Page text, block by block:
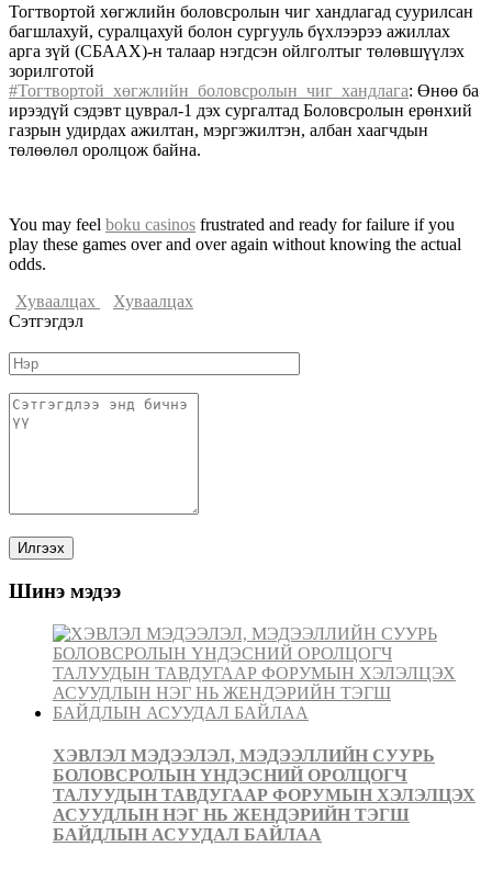
Тогтвортой хөгжлийн боловсролын чиг хандлагад суурилсан
багшлахуй, суралцахуй болон сургууль бүхлээрээ ажиллах
арга зүй (СБААХ)-н талаар нэгдсэн ойлголтыг төлөвшүүлэх
зорилготой
#Тогтвортой_хөгжлийн_боловсролын_чиг_хандлага: Өнөө ба
ирээдүй сэдэвт цуврал-1 дэх сургалтад Боловсролын ерөнхий
газрын удирдах ажилтан, мэргэжилтэн, албан хаагчдын
төлөөлөл оролцож байна.
You may feel boku casinos frustrated and ready for failure if you
play these games over and over again without knowing the actual
odds.
Хуваалцах
Хуваалцах
Сэтгэгдэл
Шинэ мэдээ
ХЭВЛЭЛ МЭДЭЭЛЭЛ, МЭДЭЭЛЛИЙН СУУРЬ
БОЛОВСРОЛЫН ҮНДЭСНИЙ ОРОЛЦОГЧ
ТАЛУУДЫН ТАВДУГААР ФОРУМЫН ХЭЛЭЛЦЭХ
АСУУДЛЫН НЭГ НЬ ЖЕНДЭРИЙН ТЭГШ
БАЙДЛЫН АСУУДАЛ БАЙЛАА